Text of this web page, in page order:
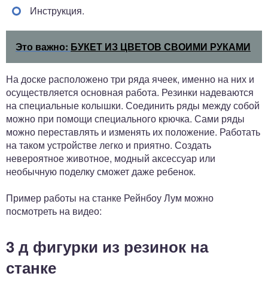
Инструкция.
Это важно: БУКЕТ ИЗ ЦВЕТОВ СВОИМИ РУКАМИ
На доске расположено три ряда ячеек, именно на них и
осуществляется основная работа. Резинки надеваются
на специальные колышки. Соединить ряды между собой
можно при помощи специального крючка. Сами ряды
можно переставлять и изменять их положение. Работать
на таком устройстве легко и приятно. Создать
невероятное животное, модный аксессуар или
необычную поделку сможет даже ребенок.
Пример работы на станке Рейнбоу Лум можно
посмотреть на видео:
3 д фигурки из резинок на
станке